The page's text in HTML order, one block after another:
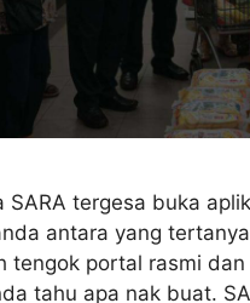
SARA tergesa buka
antara yang
tengok portal rasmi
tahu apa nak buat.